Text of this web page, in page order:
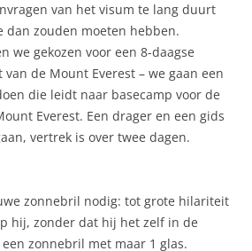
van het visum te lang duurt
dan zouden moeten hebben.
we gekozen voor een 8-daagse
de Mount Everest – we gaan een
die leidt naar basecamp voor de
Everest. Een drager en een gids
vertrek is over twee dagen.
zonnebril nodig: tot grote hilariteit
hij, zonder dat hij het zelf in de
zonnebril met maar 1 glas.